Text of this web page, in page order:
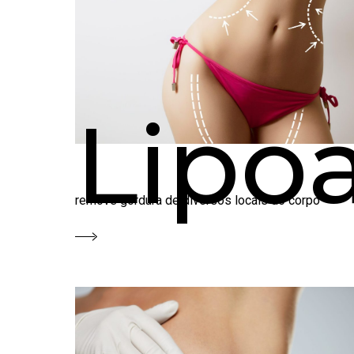
remove gordura de diversos locais do corpo